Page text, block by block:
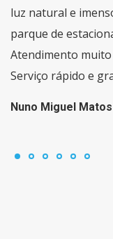
luz natural e
parque de
Atendimento
Serviço rápido e
Nuno Miguel Matos